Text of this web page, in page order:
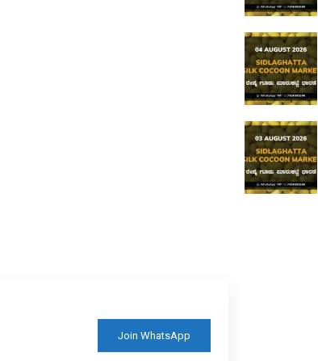
Join WhatsApp